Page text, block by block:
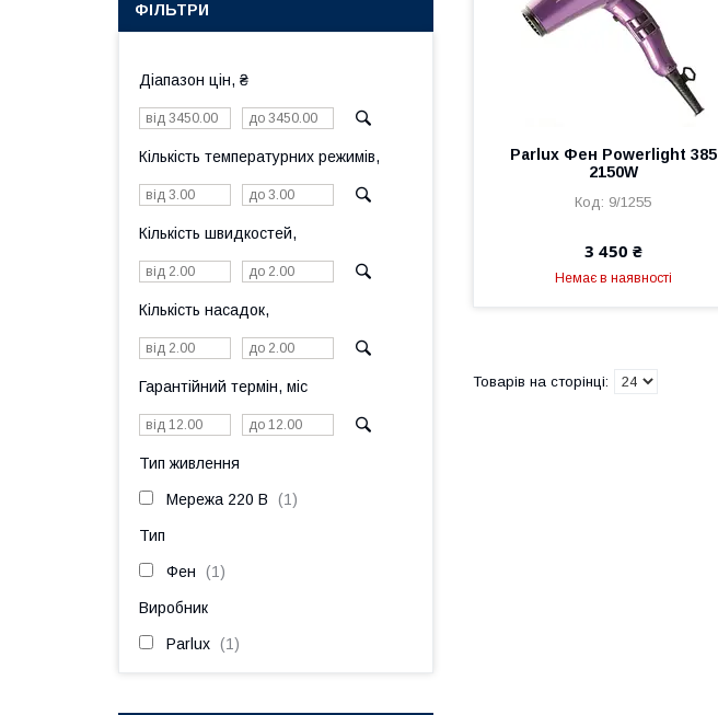
Parlux Фен Powerlight 385
2150W
9/1255
3 450 ₴
Немає в наявності
ФІЛЬТРИ
Діапазон цін, ₴
Кількість температурних режимів,
Кількість швидкостей,
Кількість насадок,
Гарантійний термін, міс
Тип живлення
Мережа 220 В 1
Тип
Фен 1
Виробник
Parlux 1